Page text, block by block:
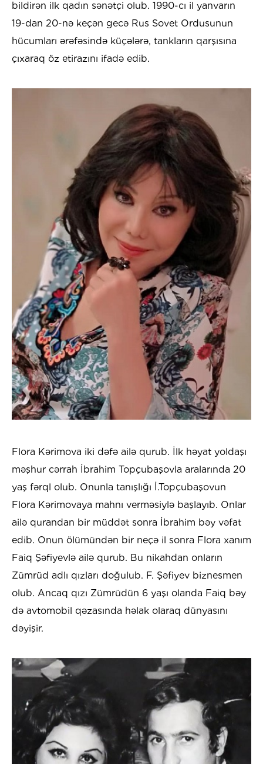
bildirən ilk qadın sənətçi olub. 1990-cı il yanvarın
19-dan 20-nə keçən gecə Rus Sovet Ordusunun
hücumları ərəfəsində küçələrə, tankların qarşısına
çıxaraq öz etirazını ifadə edib.
Flora Kərimova iki dəfə ailə qurub. İlk həyat yoldaşı
məşhur cərrah İbrahim Topçubaşovla aralarında 20
yaş fərql olub. Onunla tanışlığı İ.Topçubaşovun
Flora Kərimovaya mahnı verməsiylə başlayıb. Onlar
ailə qurandan bir müddət sonra İbrahim bəy vəfat
edib. Onun ölümündən bir neçə il sonra Flora xanım
Faiq Şəfiyevlə ailə qurub. Bu nikahdan onların
Zümrüd adlı qızları doğulub. F. Şəfiyev biznesmen
olub. Ancaq qızı Zümrüdün 6 yaşı olanda Faiq bəy
də avtomobil qəzasında həlak olaraq dünyasını
dəyişir.